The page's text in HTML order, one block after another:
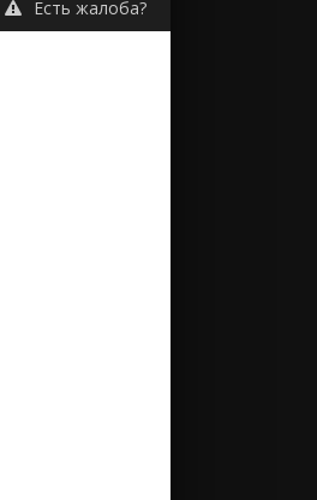
Есть жалоба?